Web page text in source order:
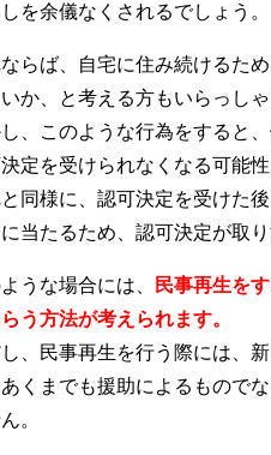
を余儀なくされるでしょう。
らば、自宅に住み続けるた
か、と考える方もいらっし
し、このような行為をすると
定を受けられなくなる可能性
同様に、認可決定を受けた
当たるため、認可決定が取
うな場合には、
民事再生を
う方法が考えられます。
、民事再生を行う際には、
くまでも援助によるもので
。